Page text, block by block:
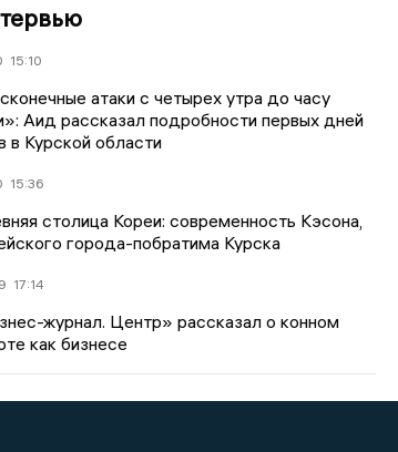
15:10
атаки с четырех утра до часу
Аид рассказал подробности первых дней
в Курской области
15:36
столица Кореи: современность Кэсона,
города-побратима Курска
17:14
журнал. Центр» рассказал о конном
как бизнесе